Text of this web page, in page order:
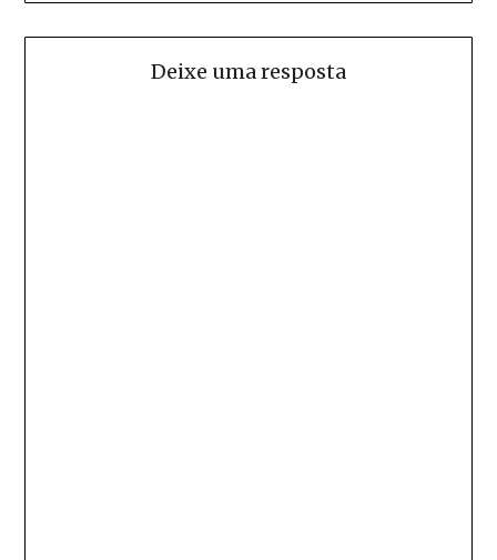
Deixe uma resposta